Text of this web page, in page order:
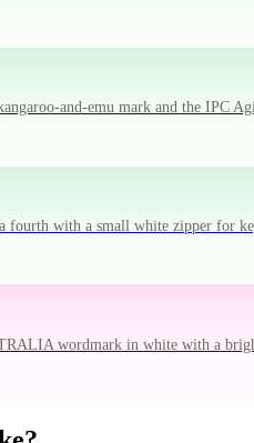
and-emu mark and the IPC
with a small white zipper for
wordmark in white with a